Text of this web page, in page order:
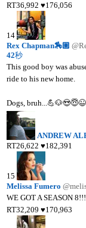
RT36,992♥176,056
14
Rex Chapman🏇🏼
42秒
This good boy was
ride to his new home.
Dogs, bruh...💪🐶😍😇😉
ANDREW
RT26,622♥182,391
15
Melissa Fumero
WE GOT A SEASON
RT32,209♥170,963